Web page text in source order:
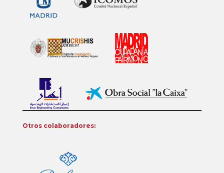
Otros colaboradores: